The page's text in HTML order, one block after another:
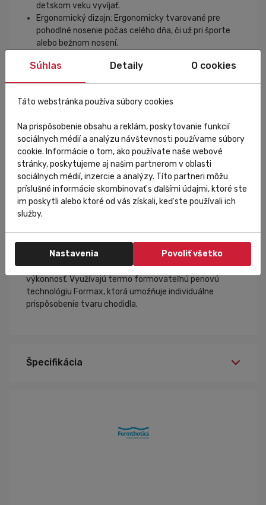
detskom veku vyvíjať.
Ergonomický dizajn: Ergonomicky tvarované pre
pohodlné nosenie počas celého dňa, či už pri športe
alebo bežnom nosení.
individuálnemu tvaru nohy, čo zaisťuje
personalizované pohodlie a podporu.
tým, že zlepšujú postavenie nohy a rozloženie tlaku
Jednoduchá údržba: Vložky sú ľahko vyberateľné a
možno ich prať, čo zaisťuje hygienu a dlhodobú
sviežosť.
Formthotics
Je svetovým lídrom v oblasti prispôsobiteľných,
tak aby liečili bolesti dolnej časti chrbta a končatín a
zároveň predchádzali zraneniam a pádom. Ich vložky sú
vyrobené s dôrazom na biomechanickú podporu a
výkonnosť. Využívajú termo formovateľnú penovú
technológiu Formax, ktorá umožňuje individuálne
prispôsobenie tvaru chodidla.
Špecifikácia
Súhlas Detaily O cookies
Táto webstránka používa súbory cookies
Na prispôsobenie obsahu a reklám, poskytovanie funkcií
sociálnych médií a analýzu návštevnosti používame súbory
cookie. Informácie o tom, ako používate naše webové
stránky, poskytujeme aj našim partnerom v oblasti
sociálnych médií, inzercie a analýzy. Títo partneri môžu
príslušné informácie skombinovať s ďalšími údajmi, ktoré ste
im poskytli alebo ktoré od vás získali, keď ste používali ich
služby.
Nastavenia Povoliť všetko